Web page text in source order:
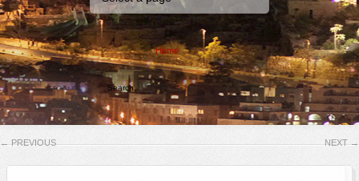
Home
← PREVIOUS NEXT →